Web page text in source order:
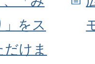
をス
けま